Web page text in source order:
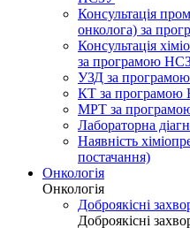
Консультація
онколога) за
Консультація
за програмою
УЗД за
КТ за
МРТ за
Лабораторна
Наявність
постачання)
Онкологія
Онкологія
Доброякісні
Доброякісні